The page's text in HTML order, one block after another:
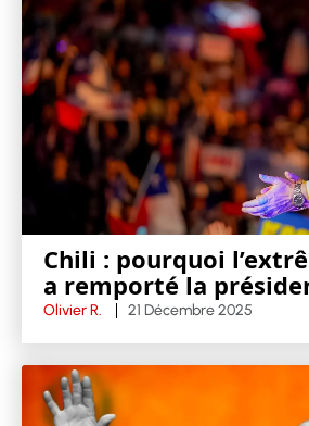
Chili : pourquoi
a remporté la
Olivier R. 21 Décembre 2025